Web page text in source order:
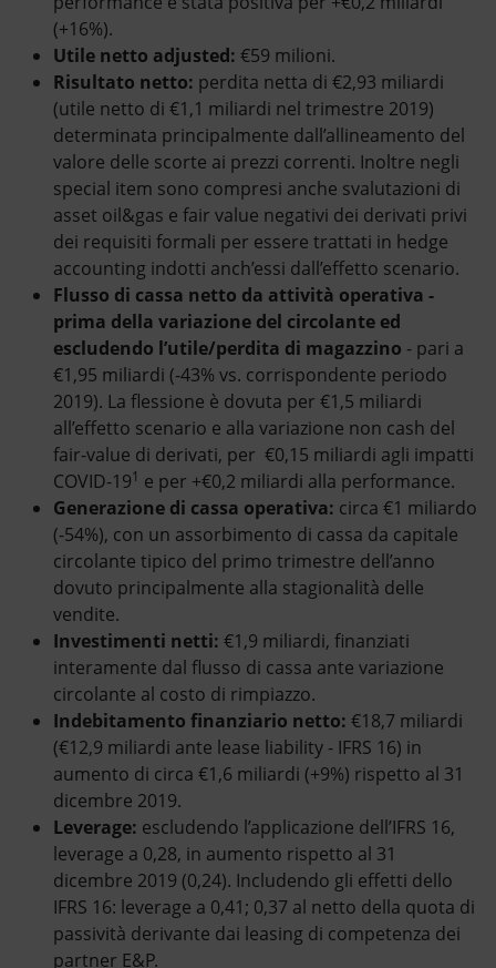
(+16%).
Utile netto adjusted: €59 milioni.
Risultato netto: perdita netta di €2,93 miliardi
(utile netto di €1,1 miliardi nel trimestre 2019)
determinata principalmente dall’allineamento del
valore delle scorte ai prezzi correnti. Inoltre negli
special item sono compresi anche svalutazioni di
asset oil&gas e fair value negativi dei derivati privi
dei requisiti formali per essere trattati in hedge
accounting indotti anch’essi dall’effetto scenario.
Flusso di cassa netto da attività operativa -
prima della variazione del circolante ed
escludendo l’utile/perdita di magazzino - pari a
€1,95 miliardi (-43% vs. corrispondente periodo
2019). La flessione è dovuta per €1,5 miliardi
all’effetto scenario e alla variazione non cash del
fair-value di derivati, per €0,15 miliardi agli impatti
COVID-191 e per +€0,2 miliardi alla performance.
Generazione di cassa operativa: circa €1 miliardo
(-54%), con un assorbimento di cassa da capitale
circolante tipico del primo trimestre dell’anno
dovuto principalmente alla stagionalità delle
vendite.
Investimenti netti: €1,9 miliardi, finanziati
interamente dal flusso di cassa ante variazione
circolante al costo di rimpiazzo.
Indebitamento finanziario netto: €18,7 miliardi
(€12,9 miliardi ante lease liability - IFRS 16) in
aumento di circa €1,6 miliardi (+9%) rispetto al 31
dicembre 2019.
Leverage: escludendo l’applicazione dell’IFRS 16,
leverage a 0,28, in aumento rispetto al 31
dicembre 2019 (0,24). Includendo gli effetti dello
IFRS 16: leverage a 0,41; 0,37 al netto della quota di
passività derivante dai leasing di competenza dei
partner E&P.